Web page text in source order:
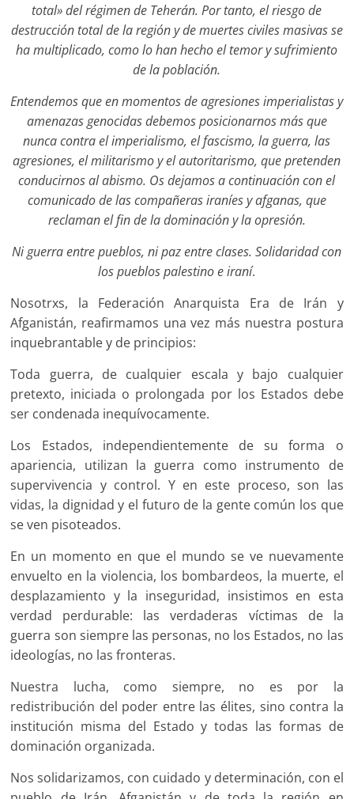
total» del régimen de Teherán. Por tanto, el riesgo de
destrucción total de la región y de muertes civiles masivas se
ha multiplicado, como lo han hecho el temor y sufrimiento
de la población.
Entendemos que en momentos de agresiones imperialistas y
amenazas genocidas debemos posicionarnos más que
nunca contra el imperialismo, el fascismo, la guerra, las
agresiones, el militarismo y el autoritarismo, que pretenden
conducirnos al abismo. Os dejamos a continuación con el
comunicado de las compañeras iraníes y afganas, que
reclaman el fin de la dominación y la opresión.
Ni guerra entre pueblos, ni paz entre clases. Solidaridad con
los pueblos palestino e iraní.
Nosotrxs, la Federación Anarquista Era de Irán y
Afganistán, reafirmamos una vez más nuestra postura
inquebrantable y de principios:
Toda guerra, de cualquier escala y bajo cualquier
pretexto, iniciada o prolongada por los Estados debe
ser condenada inequívocamente.
Los Estados, independientemente de su forma o
apariencia, utilizan la guerra como instrumento de
supervivencia y control. Y en este proceso, son las
vidas, la dignidad y el futuro de la gente común los que
se ven pisoteados.
En un momento en que el mundo se ve nuevamente
envuelto en la violencia, los bombardeos, la muerte, el
desplazamiento y la inseguridad, insistimos en esta
verdad perdurable: las verdaderas víctimas de la
guerra son siempre las personas, no los Estados, no las
ideologías, no las fronteras.
Nuestra lucha, como siempre, no es por la
redistribución del poder entre las élites, sino contra la
institución misma del Estado y todas las formas de
dominación organizada.
Nos solidarizamos, con cuidado y determinación, con el